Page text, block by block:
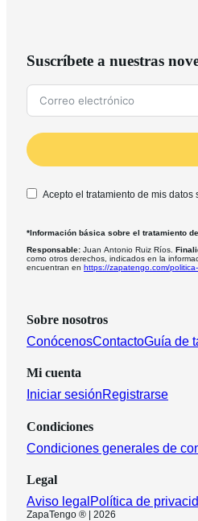
Suscríbete a nuestras
Acepto el tratamiento de mis
*Información básica sobre el tratamiento
Responsable: Juan Antonio Ruiz Ríos.
como otros derechos, indicados en la
encuentran en https://zapatengo.com/
Sobre nosotros
ConócenosContactoGuía de
Mi cuenta
Iniciar sesiónRegistrarse
Condiciones
Condiciones generales de
Legal
Aviso legal Política de
ZapaTengo ® | 2026